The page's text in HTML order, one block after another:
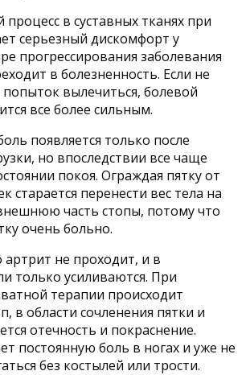
в суставных тканях при
серьезный дискомфорт у
прогрессирования заболевания
в болезненность. Если не
вылечиться, болевой
все более сильным.
появляется только после
но впоследствии все чаще
покоя. Ограждая пятку от
старается перенести вес тела на
часть стопы, потому что
очень больно.
артрит не проходит, и в
только усиливаются. При
терапии происходит
в области сочленения пятки и
отечность и покраснение.
постоянную боль в ногах и уже не
без костылей или трости.